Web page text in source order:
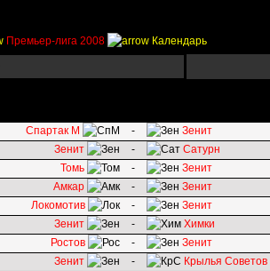
Премьер-лига 2008 Календарь
Спартак М - Зенит
Зенит - Сатурн
Томь - Зенит
Амкар - Зенит
Локомотив - Зенит
Зенит - Химки
Ростов - Зенит
Зенит - Крылья Советов